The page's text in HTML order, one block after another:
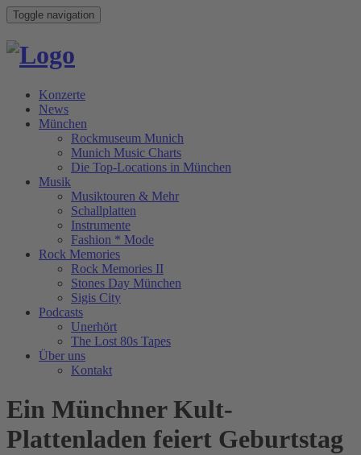
Toggle navigation
Konzerte
News
München
Rockmuseum Munich
Munich Music Charts
Die Top-Locations in München
Musik
Musiktouren & Mehr
Schallplatten
Instrumente
Fashion * Mode
Rock Memories
Rock Memories II
Stones Day München
Sigis City
Podcasts
Unerhört
The Lost 80s Tapes
Über uns
Kontakt
Ein Münchner Kult-
Plattenladen feiert Geburtstag